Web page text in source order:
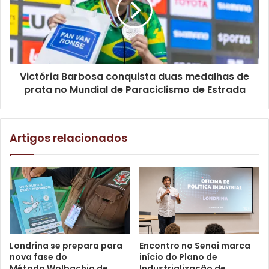
passado, disputamos o Campeonato Brasileiro Interclubes
Sub-19. Em 2025, vamos disputar o Brasileirão Feminino
2025. A ideia é fazer um bom trabalho para conseguir mais
recursos e, quem sabe, colocar Londrina na elite do
basquete feminino brasileiro, que é a LBF”, diz Marival
Mazzio Junior.
Victória Barbosa conquista duas medalhas de
prata no Mundial de Paraciclismo de Estrada
Artigos relacionados
Londrina se prepara para
nova fase do
Encontro no Senai marca
início do Plano de